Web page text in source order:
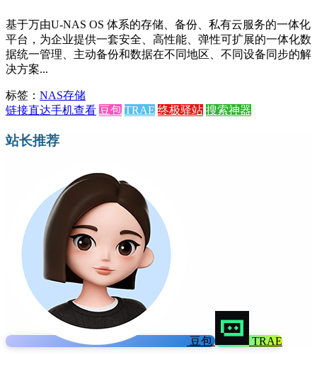
基于万由U-NAS OS 体系的存储、备份、私有云服务的一体化
平台，为企业提供一套安全、高性能、弹性可扩展的一体化数
据统一管理、主动备份和数据在不同地区、不同设备同步的解
决方案...
标签： NAS存储
链接直达手机查看 豆包 TRAE 终极驿站 搜索神器
站长推荐
豆包 TRAE